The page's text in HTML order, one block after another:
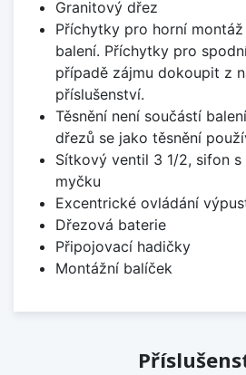
Granitový dřez
Příchytky pro horní
balení. Příchytky pro
případě zájmu dokoupit z
příslušenství.
Těsnění není součástí
dřezů se jako těsnění
Sítkový ventil 3 1/2, sifon
myčku
Excentrické ovládání
Dřezová baterie
Připojovací hadičky
Montážní balíček